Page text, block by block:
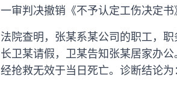
一审判决撤销《不予认定工伤决定书
法院查明，张某系某公司的职工，
长卫某请假，卫某告知张某居家办
经抢救无效于当日死亡。诊断结论为